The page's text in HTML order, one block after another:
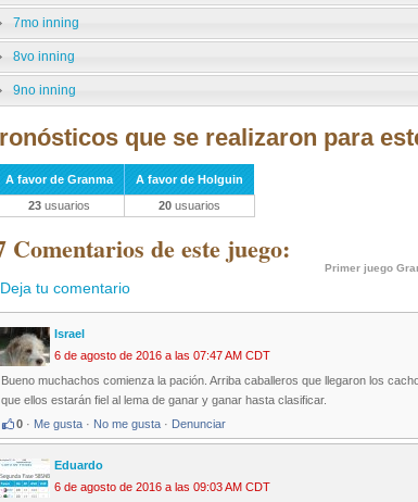
7mo inning
8vo inning
9no inning
que se realizaron para
A favor de Granma
A favor de Holguin
23 usuarios 20 usuarios
Comentarios de este juego:
Primer juego
Deja tu comentario
Israel
6 de agosto de 2016 a las 07:47 AM CDT
Bueno muchachos comienza la pación. Arriba caballeros que llegaron los
que ellos estarán fiel al lema de ganar y ganar hasta clasificar.
0 · Me gusta · No me gusta · Denunciar
Eduardo
6 de agosto de 2016 a las 09:03 AM CDT